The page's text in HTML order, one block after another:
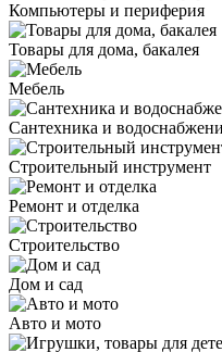
Компьютеры и периферия
Товары для дома, бакалея
Мебель
Сантехника и
Строительный инструмент
Ремонт и отделка
Строительство
Дом и сад
Авто и мото